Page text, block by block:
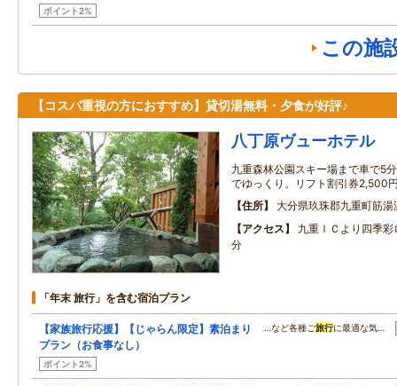
ポイント2%
この施
【コスパ重視の方におすすめ】貸切湯無料・夕食が好評♪
八丁原ヴューホテル
九重森林公園スキー場まで車で5
でゆっくり。リフト割引券2,500
住所
大分県玖珠郡九重町筋
アクセス
九重ＩＣより四季
分
「年末 旅行」を含む宿泊プラン
【家族旅行応援】【じゃらん限定】素泊まり
プラン（お食事なし）
ポイント2%
…など各種ご旅行に最適な気…